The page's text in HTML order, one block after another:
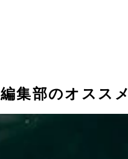
編集部のオススメ